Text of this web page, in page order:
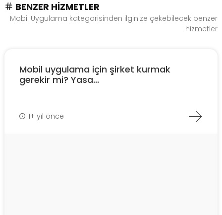
BENZER HIZMETLER
Mobil Uygulama kategorisinden ilginize çekebilecek benzer
hizmetler
Mobil uygulama için şirket kurmak
gerekir mi? Yasa...
1+ yıl önce